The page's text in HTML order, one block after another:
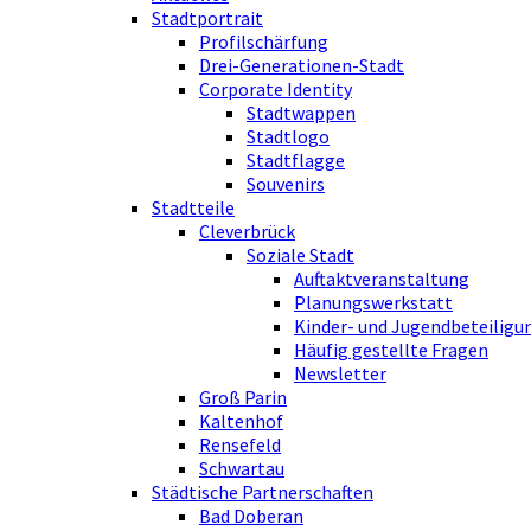
Stadtportrait
Profilschärfung
Drei-Generationen-Stadt
Corporate Identity
Stadtwappen
Stadtlogo
Stadtflagge
Souvenirs
Stadtteile
Cleverbrück
Soziale Stadt
Auftaktveranstaltung
Planungswerkstatt
Kinder- und
Häufig gestellte Fragen
Newsletter
Groß Parin
Kaltenhof
Rensefeld
Schwartau
Städtische Partnerschaften
Bad Doberan